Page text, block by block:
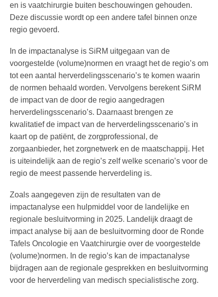
en is vaatchirurgie buiten beschouwingen gehouden.
Deze discussie wordt op een andere tafel binnen onze
regio gevoerd.
In de impactanalyse is SiRM uitgegaan van de
voorgestelde (volume)normen en vraagt het de regio’s om
tot een aantal herverdelingsscenario’s te komen waarin
de normen behaald worden. Vervolgens berekent SiRM
de impact van de door de regio aangedragen
herverdelingsscenario’s. Daarnaast brengen ze
kwalitatief de impact van de herverdelingsscenario’s in
kaart op de patiënt, de zorgprofessional, de
zorgaanbieder, het zorgnetwerk en de maatschappij. Het
is uiteindelijk aan de regio’s zelf welke scenario’s voor de
regio de meest passende herverdeling is.
Zoals aangegeven zijn de resultaten van de
impactanalyse een hulpmiddel voor de landelijke en
regionale besluitvorming in 2025. Landelijk draagt de
impact analyse bij aan de besluitvorming door de Ronde
Tafels Oncologie en Vaatchirurgie over de voorgestelde
(volume)normen. In de regio’s kan de impactanalyse
bijdragen aan de regionale gesprekken en besluitvorming
voor de herverdeling van medisch specialistische zorg.